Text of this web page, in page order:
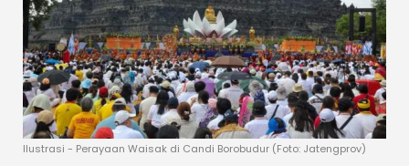
Ilustrasi - Perayaan Waisak di Candi Borobudur (Foto: Jatengprov)